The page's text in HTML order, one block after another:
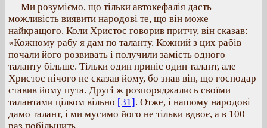
Ми розуміємо, що тільки автокефалія дасть
можливість виявити народові те, що він може
найкращого. Коли Христос говорив притчу, він сказав:
«Кожному рабу я дам по таланту. Кожний з цих рабів
почали його розвивать і получили замість одного
таланту більше. Тільки один приніс один талант, але
Христос нічого не сказав йому, бо знав він, що господар
ставив йому пута. Другі ж розпоряджались своїми
талантами цілком вільно [31]. Отже, і нашому народові
дамо талант, і ми мусимо його не тільки вдвоє, а в 100